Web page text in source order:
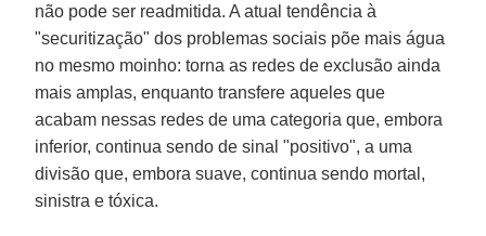
não pode ser readmitida. A atual tendência à
"securitização" dos problemas sociais põe mais água
no mesmo moinho: torna as redes de exclusão ainda
mais amplas, enquanto transfere aqueles que
acabam nessas redes de uma categoria que, embora
inferior, continua sendo de sinal "positivo", a uma
divisão que, embora suave, continua sendo mortal,
sinistra e tóxica.